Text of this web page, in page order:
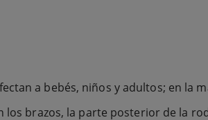
a bebés, niños y adultos; en la
los brazos, la parte posterior de la